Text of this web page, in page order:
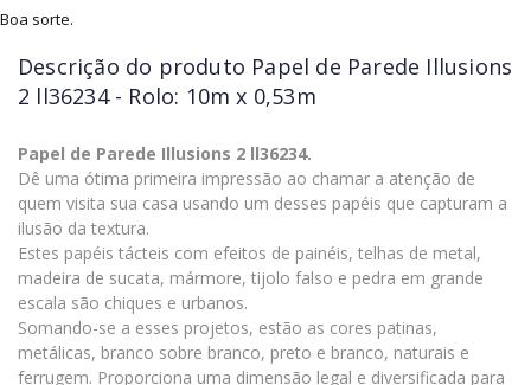
Boa sorte.
Descrição do produto Papel de Parede Illusions
2 ll36234 - Rolo: 10m x 0,53m
Papel de Parede Illusions 2 ll36234.
Dê uma ótima primeira impressão ao chamar a atenção de
quem visita sua casa usando um desses papéis que capturam a
ilusão da textura.
Estes papéis tácteis com efeitos de painéis, telhas de metal,
madeira de sucata, mármore, tijolo falso e pedra em grande
escala são chiques e urbanos.
Somando-se a esses projetos, estão as cores patinas,
metálicas, branco sobre branco, preto e branco, naturais e
ferrugem. Proporciona uma dimensão legal e diversificada para